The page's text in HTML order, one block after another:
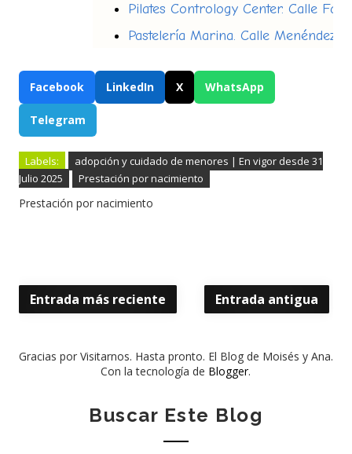
Pilates Contrology Center. Calle
Pastelería Marina. Calle Menéndez
Facebook LinkedIn X WhatsApp
Telegram
Labels:
adopción y cuidado de menores | En vigor desde 31
Julio 2025
Prestación por nacimiento
Prestación por nacimiento
Entrada más reciente Entrada antigua
Gracias por Visitarnos. Hasta pronto. El Blog de Moisés y Ana.
Con la tecnología de Blogger.
Buscar Este Blog